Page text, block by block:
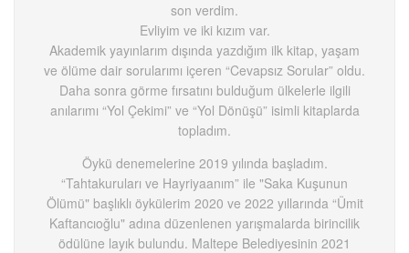
son verdim.
Evliyim ve iki kızım var.
Akademik yayınlarım dışında yazdığım ilk kitap, yaşam
ve ölüme dair sorularımı içeren “Cevapsız Sorular” oldu.
Daha sonra görme fırsatını bulduğum ülkelerle ilgili
anılarımı “Yol Çekimi” ve “Yol Dönüşü” isimli kitaplarda
topladım.
Öykü denemelerine 2019 yılında başladım.
“Tahtakuruları ve Hayriyaanım” ile "Saka Kuşunun
Ölümü" başlıklı öykülerim 2020 ve 2022 yıllarında “Ümit
Kaftancıoğlu" adına düzenlenen yarışmalarda birincilik
ödülüne layık bulundu. Maltepe Belediyesinin 2021